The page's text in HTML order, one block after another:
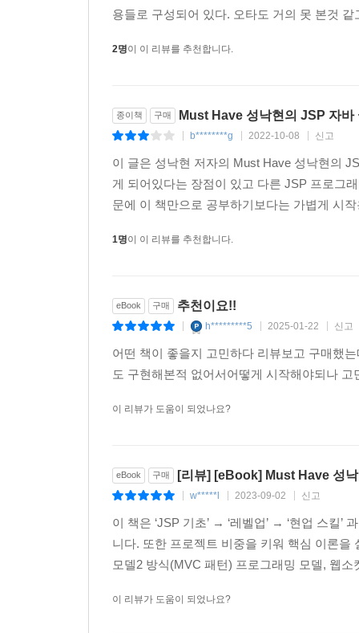
용들로 구성되어 있다. 오타도 거의 못 본것
2명이 이 리뷰를 추천합니다.
종이책 구매 Must Have 성낙현의 JSP 자바
b********g 2022-10-08 신고
이 글은 성낙현 저자의 Must Have 성낙현의
게 되어있다는 장점이 있고 다른 JSP 프로그
문에 이 책만으로 공부하기보다는 가볍게 시
1명이 이 리뷰를 추천합니다.
eBook 구매 추천이요!!
h*********5 2025-01-22 신고
어떤 책이 좋을지 고민하다 리뷰보고 구매했
도 구현해본적 없어서어떻게 시작해야되나
이 리뷰가 도움이 되었나요?
eBook 구매 [리뷰] [eBook] Must Have 성
w*****l 2023-09-02 신고
이 책은 ‘JSP 기초’ → ‘레벨업’ → ‘현업 스킬
니다. 또한 프로젝트 비중을 키워 핵심 이론
모델2 방식(MVC 패턴) 프로그래밍 모델, 웹
이 리뷰가 도움이 되었나요?